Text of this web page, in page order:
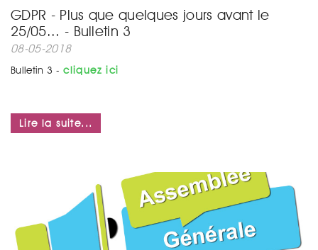
GDPR - Plus que quelques jours avant le
25/05... - Bulletin 3
08-05-2018
Bulletin 3 - cliquez ici
Lire la suite...